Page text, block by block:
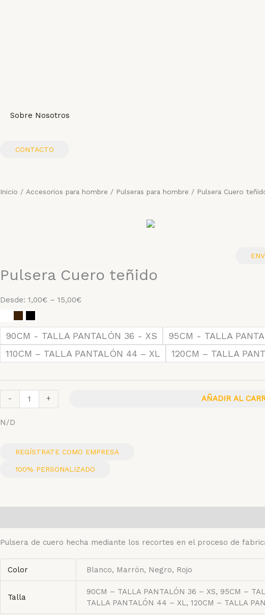
Sobre Nosotros
CONTACTO
Inicio / Accesorios para hombre / Pulseras para hombre / Pulsera Cuero
Pulsera Cuero teñido
Desde: 1,00€ – 15,00€Rango
precios:
desde
1,00€
15,00€
90CM - TALLA PANTALÓN 36 - XS 95CM - TALLA
110CM – TALLA PANTALÓN 44 – XL
120CM – TALLA
-
Pulsera
Cuero
teñido
cantidad
+ AÑADIR AL
N/D
REGÍSTRATE COMO EMPRESA
100% PERSONALIZADO
Pulsera de cuero hecha mediante los recortes en el proceso de
Color Blanco, Marrón, Negro, Rojo
Talla
90CM – TALLA PANTALÓN 36 – XS, 95CM –
TALLA PANTALÓN 44 – XL, 120CM – TALLA